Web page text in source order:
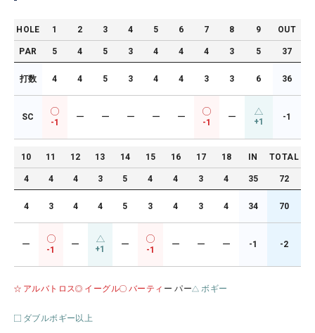
HOLE 1 2 3 4 5 6 7 8 9 OUT
PAR 5 4 5 3 4 4 4 3 5 37
打数 4 4 5 3 4 4 3 3 6 36
SC
-1
ー ー ー ー ー
-1
ー +1 -1
10 11 12 13 14 15 16 17 18 IN TOTAL
4 4 4 3 5 4 4 3 4 35 72
4 3 4 4 5 3 4 3 4 34 70
ー
-1
ー +1 ー
-1
ー ー ー -1 -2
アルバトロス イーグル バーティ ー パー ボギー
ダブルボギー以上